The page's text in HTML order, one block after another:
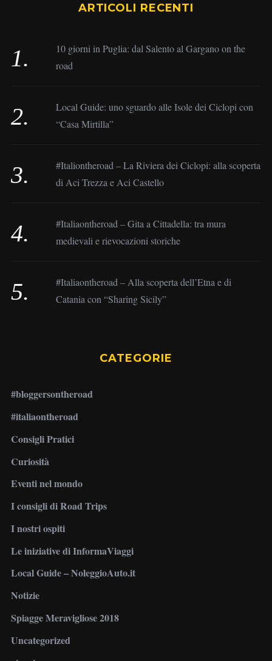
ARTICOLI RECENTI
10 giorni in Puglia: dal Salento al Gargano on the
road
Local Guide: uno sguardo alle Isole dei Ciclopi con
“Casa Mirtilla”
#Italiontheroad – La Riviera dei Ciclopi: alla scoperta
di Aci Trezza e Aci Castello
#Italiaontheroad – Gita a Cittadella: tra mura
medievali e rievocazioni storiche
#Italiaontheroad – Alla scoperta dell’Etna e di
Catania con “Sharing Sicily”
CATEGORIE
#bloggersontheroad
#italiaontheroad
Consigli Pratici
Curiosità
Eventi nel mondo
I consigli di Road Trips
I nostri ospiti
Le iniziative di InformaViaggi
Local Guide – NoleggioAuto.it
Notizie
Spiagge Meravigliose 2018
Uncategorized